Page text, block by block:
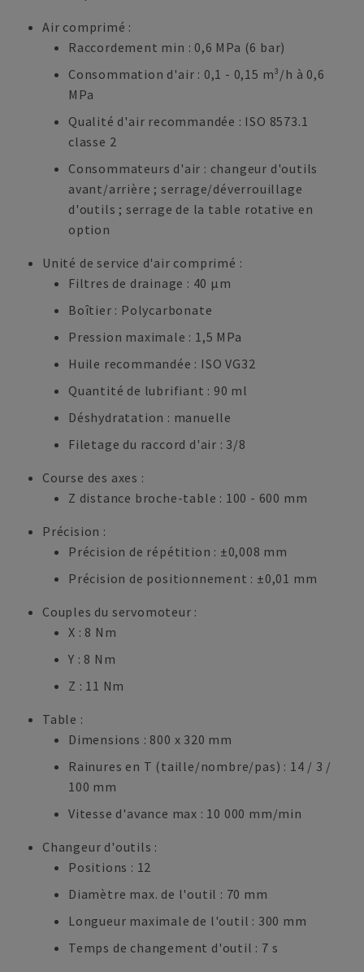
Air comprimé :
Raccordement min : 0,6 MPa (6 bar)
Consommation d'air : 0,1 - 0,15 m³/h à 0,6
MPa
Qualité d'air recommandée : ISO 8573.1
classe 2
Consommateurs d'air : changeur d'outils
avant/arrière ; serrage/déverrouillage
d'outils ; serrage de la table rotative en
option
Unité de service d'air comprimé :
Filtres de drainage : 40 μm
Boîtier : Polycarbonate
Pression maximale : 1,5 MPa
Huile recommandée : ISO VG32
Quantité de lubrifiant : 90 ml
Déshydratation : manuelle
Filetage du raccord d'air : 3/8
Course des axes :
Z distance broche-table : 100 - 600 mm
Précision :
Précision de répétition : ±0,008 mm
Précision de positionnement : ±0,01 mm
Couples du servomoteur :
X : 8 Nm
Y : 8 Nm
Z : 11 Nm
Table :
Dimensions : 800 x 320 mm
Rainures en T (taille/nombre/pas) : 14 / 3 /
100 mm
Vitesse d'avance max : 10 000 mm/min
Changeur d'outils :
Positions : 12
Diamètre max. de l'outil : 70 mm
Longueur maximale de l'outil : 300 mm
Temps de changement d'outil : 7 s